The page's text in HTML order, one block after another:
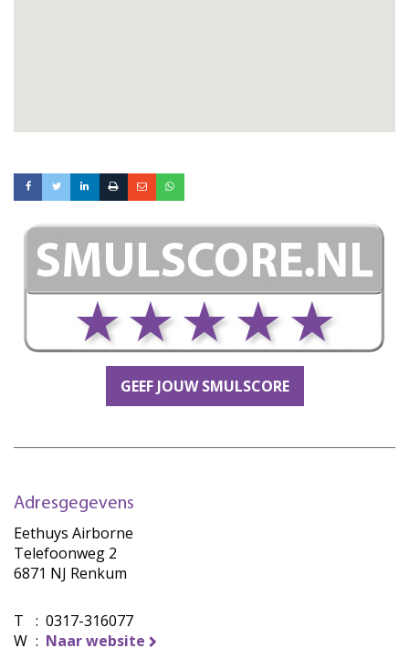
GEEF JOUW SMULSCORE
Adresgegevens
Eethuys Airborne
Telefoonweg 2
6871 NJ Renkum
T : 0317-316077
W : Naar website